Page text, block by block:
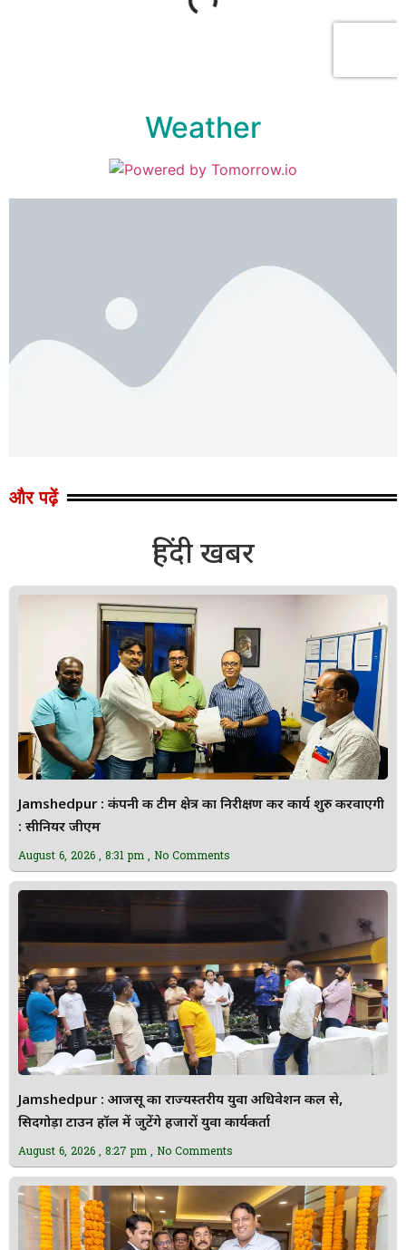
Weather
और पढ़ें
हिंदी खबर
Jamshedpur : कंपनी की टीम क्षेत्र का निरीक्षण कर कार्य शुरु करवाएगी
: सीनियर जीएम
August 6, 2026 8:31 pm No Comments
Jamshedpur : आजसू का राज्यस्तरीय युवा अधिवेशन कल से,
सिदगोड़ा टाउन हॉल में जुटेंगे हजारों युवा कार्यकर्ता
August 6, 2026 8:27 pm No Comments